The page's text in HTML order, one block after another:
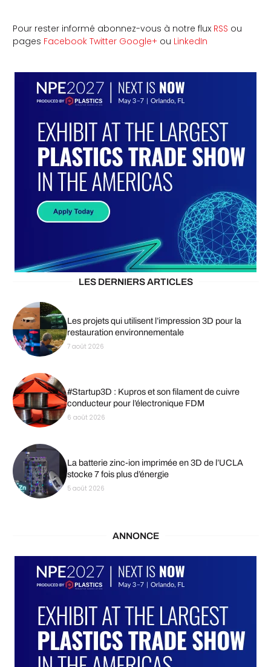
Pour rester informé abonnez-vous à notre flux RSS ou
pages Facebook Twitter Google+ ou LinkedIn
LES DERNIERS ARTICLES
Les projets qui utilisent l’impression 3D pour la
restauration environnementale
7 août 2026
#Startup3D : Kupros et son filament de cuivre
conducteur pour l’électronique FDM
6 août 2026
La batterie zinc-ion imprimée en 3D de l’UCLA
stocke 7 fois plus d’énergie
5 août 2026
ANNONCE